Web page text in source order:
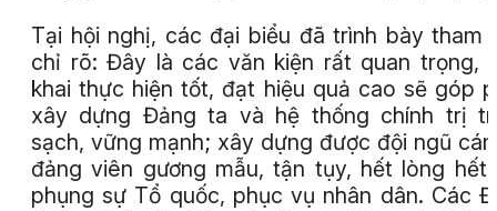
Tại hội nghị, các đại biểu đã trình bày tham
chỉ rõ: Đây là các văn kiện rất quan trọng,
khai thực hiện tốt, đạt hiệu quả cao sẽ góp
xây dựng Đảng ta và hệ thống chính trị
sạch, vững mạnh; xây dựng được đội ngũ
đảng viên gương mẫu, tận tụy, hết lòng hết
phụng sự Tổ quốc, phục vụ nhân dân. Các